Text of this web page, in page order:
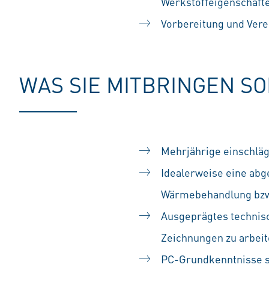
Vorbereitung und
WAS SIE MITBRINGEN
Mehrjährige
Idealerweise eine
Wärmebehandlung
Ausgeprägtes
Zeichnungen zu
PC-Grundkenntnisse